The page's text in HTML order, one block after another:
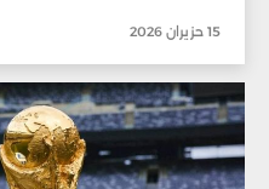
15 حزيران 2026